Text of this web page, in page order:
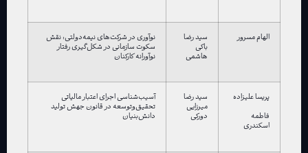
الهام مسرور سید رضا
باکی
هاشمی
نوآوری در شرکت‌های نیمه‌دولتی: نقش
سکوت سازمانی در شکل‌گیری رفتار
نوآورانه کارکنان
پریسا علیزاده
فاطمه
اسکندری
سید رضا
میرزایی
دورکی
آسیب‌شناسی اجرای اعتبار مالیاتی
تحقیق‌و‌توسعه در قانون جهش تولید
دانش‌بنیان